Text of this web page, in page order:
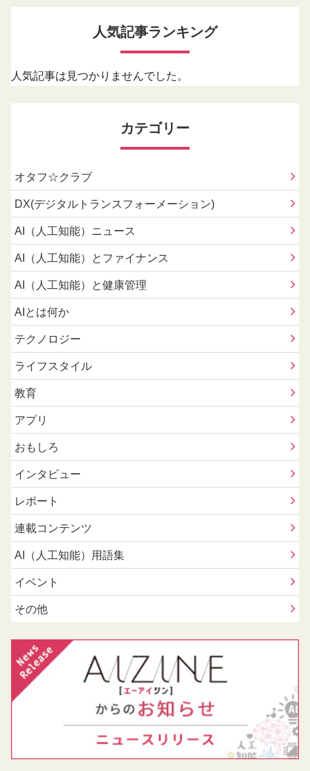
人気記事ランキング
人気記事は見つかりませんでした。
カテゴリー
オタフ☆クラブ
DX(デジタルトランスフォーメーション)
AI（人工知能）ニュース
AI（人工知能）とファイナンス
AI（人工知能）と健康管理
AIとは何か
テクノロジー
ライフスタイル
教育
アプリ
おもしろ
インタビュー
レポート
連載コンテンツ
AI（人工知能）用語集
イベント
その他